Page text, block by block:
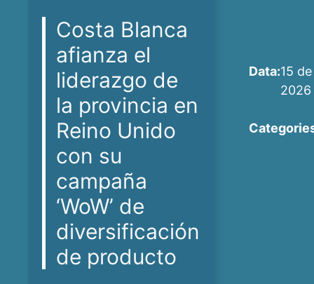
Costa Blanca
afianza el
liderazgo de
la provincia en
Reino Unido
con su
campaña
‘WoW’ de
diversificación
de producto
Data:15
2026